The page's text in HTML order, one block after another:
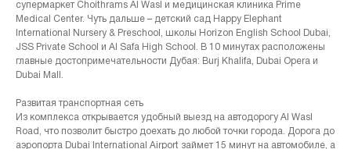
супермаркет Choithrams Al Wasl и медицинская клиника Prime
Medical Center. Чуть дальше – детский сад Happy Elephant
International Nursery & Preschool, школы Horizon English School Dubai,
JSS Private School и Al Safa High School. В 10 минутах расположены
главные достопримечательности Дубая: Burj Khalifa, Dubai Opera и
Dubai Mall.
Развитая транспортная сеть
Из комплекса открывается удобный выезд на автодорогу Al Wasl
Road, что позволит быстро доехать до любой точки города. Дорога до
аэропорта Dubai International Airport займет 15 минут на автомобиле, а